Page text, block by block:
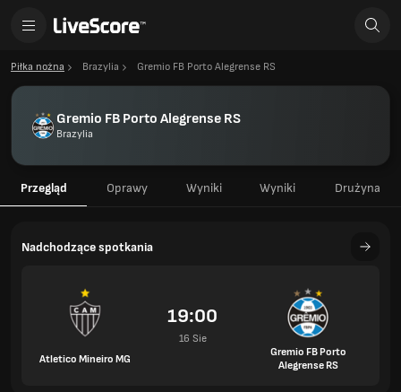
Piłka nożna Brazylia Gremio FB Porto Alegrense RS
Gremio FB Porto Alegrense RS
Brazylia
Przegląd Oprawy Wyniki Wyniki Drużyna
Nadchodzące spotkania
Atletico Mineiro MG
19:00
16 Sie
Gremio FB Porto
Alegrense RS